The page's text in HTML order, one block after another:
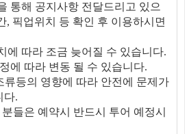
통해 공지사항 전달드리고 있으
, 픽업위치 등 확인 후 이용하시면
에 따라 조금 늦어질 수 있습니다.
에 따라 변동 될 수 있습니다.
류등의 영향에 따라 안전에 문제가
다.
들은 예약시 반드시 투어 예정시